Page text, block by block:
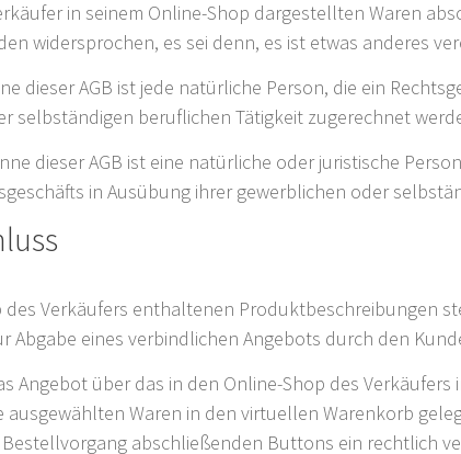
in seinem Online-Shop dargestellten Waren
widersprochen, es sei denn, es ist etwas anderes
dieser AGB ist jede natürliche Person, die ein
selbständigen beruflichen Tätigkeit zugerechnet
dieser AGB ist eine natürliche oder juristische
in Ausübung ihrer gewerblichen oder
des Verkäufers enthaltenen Produktbeschreibungen
Abgabe eines verbindlichen Angebots durch den
Angebot über das in den Online-Shop des
ausgewählten Waren in den virtuellen Warenkorb
abschließenden Buttons ein rechtlich